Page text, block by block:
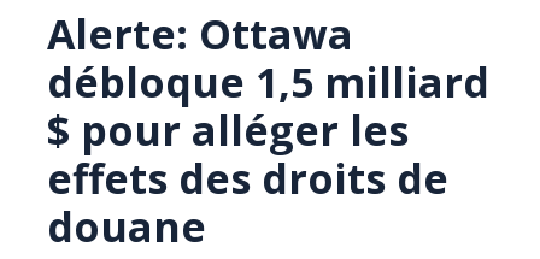
Alerte: Ottawa
débloque 1,5 milliard
$ pour alléger les
effets des droits de
douane